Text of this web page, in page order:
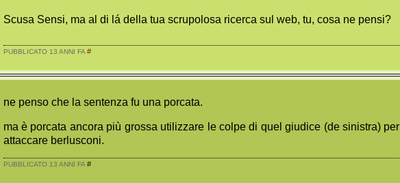
Scusa Sensi, ma al di lá della tua scrupolosa ricerca sul web, tu, cosa ne pensi?
PUBBLICATO 13 ANNI FA#
ne penso che la sentenza fu una porcata.
ma è porcata ancora più grossa utilizzare le colpe di quel giudice (de sinistra) per
attaccare berlusconi.
PUBBLICATO 13 ANNI FA#